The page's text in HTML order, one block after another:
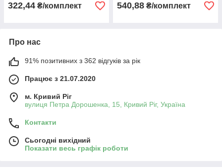
322,44 ₴/комплект 540,88 ₴/комплект
Про нас
91% позитивних з 362 відгуків за рік
Працює з 21.07.2020
м. Кривий Ріг
вулиця Петра Дорошенка, 15, Кривий Ріг, Україна
Контакти
Сьогодні вихідний
Показати весь графік роботи